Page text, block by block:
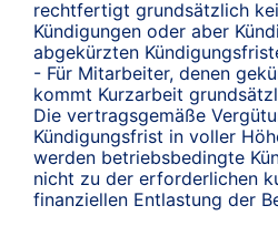
rechtfertigt grundsätzlich
Kündigungen oder aber
abgekürzten
- Für Mitarbeiter, denen
kommt Kurzarbeit
Die vertragsgemäße
Kündigungsfrist in voller
werden betriebsbedingte
nicht zu der erforderlichen
finanziellen Entlastung der